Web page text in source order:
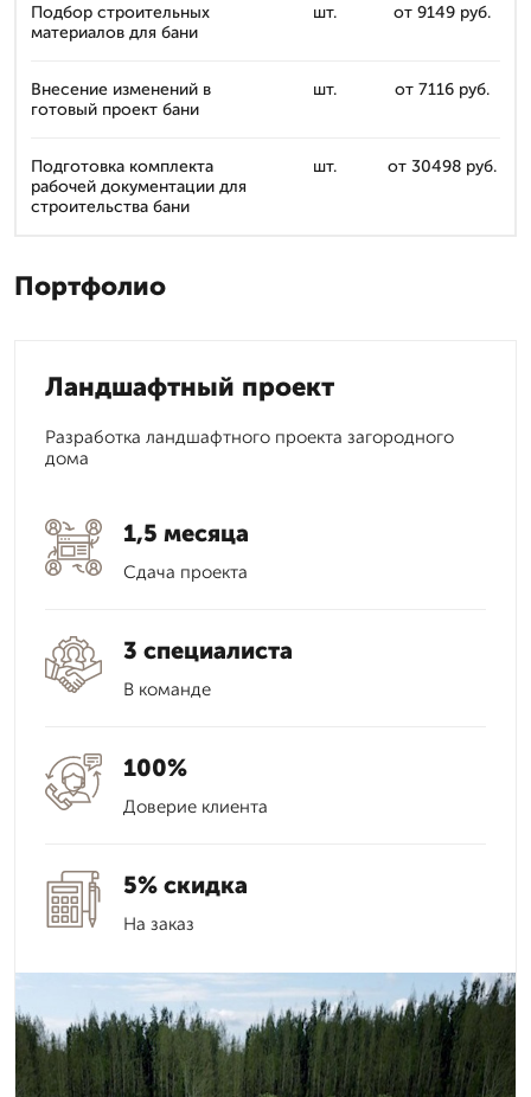
Подбор строительных
материалов для бани
шт. от 9149 руб.
Внесение изменений в
готовый проект бани
шт. от 7116 руб.
Подготовка комплекта
рабочей документации для
строительства бани
шт. от 30498 руб.
Портфолио
Ландшафтный проект
Разработка ландшафтного проекта загородного
дома
1,5 месяца
Сдача проекта
3 специалиста
В команде
100%
Доверие клиента
5% скидка
На заказ